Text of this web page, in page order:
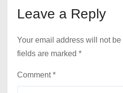
Leave a Reply
Your email address will not
fields are marked *
Comment*